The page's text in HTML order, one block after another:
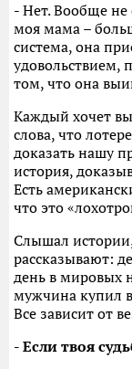
- Нет. Вообще не
моя мама –
система, она
удовольствием,
том, что она
Каждый хочет
слова, что
доказать нашу
история,
Есть
что это
Слышал
рассказывают:
день в мировых
мужчина купил
Все зависит от
- Если твоя